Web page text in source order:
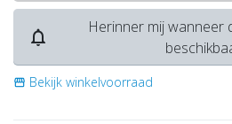
notifications_none
Herinner mij wanneer
storefront Bekijk winkelvoorraad